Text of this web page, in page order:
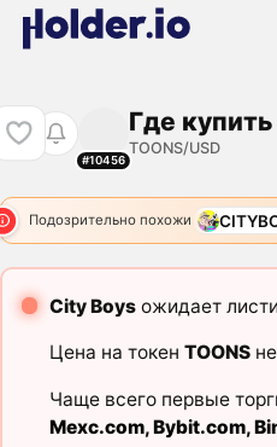
#10456
Где
TOONS/USD
Подозрительно похожи
City Boysожидает
Цена на токен TOONS
Чаще всего первые
Mexc.com,Bybit.com,